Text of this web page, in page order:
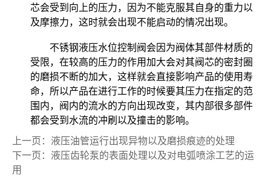
芯会受到向上的压力，因为不能克服其自身的重力以
及摩擦力，这时就会出现不能启动的情况出现。
不锈钢液压水位控制阀会因为阀体其部件材质的
受限，在较高的压力的作用加大会对其阀芯的密封圈
的磨损不断的加大，这样就会直接影响产品的使用寿
命，所以产品在进行工作的时候要其压力在指定的范
围内，阀内的流水的方向出现改变，其内部很多部件
都会受到水流的冲刷以及撞击的影响。
上一页：液压油管运行出现异物以及磨损痕迹的处理
下一页：液压齿轮泵的表面处理以及对电弧喷涂工艺的运
用